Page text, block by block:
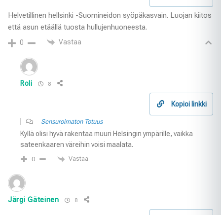
Helvetillinen hellsinki -Suomineidon syöpäkasvain. Luojan kiitos
että asun etäällä tuosta hullujenhuoneesta.
0 Vastaa
Roli 8
Kopioi linkki
Sensuroimaton Totuus
Kyllä olisi hyvä rakentaa muuri Helsingin ympärille, vaikka
sateenkaaren väreihin voisi maalata.
0 Vastaa
Järgi Gäteinen 8